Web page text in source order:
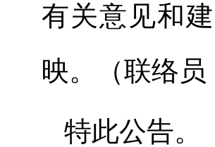
有关意见和
映。（联络
特此公告。